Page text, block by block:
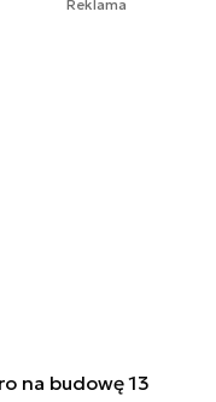
Reklama
na budowę 13